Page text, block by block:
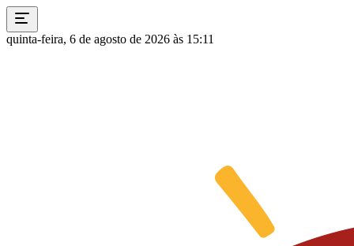
quinta-feira, 6 de agosto de 2026 às 15:11